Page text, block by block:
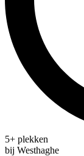
5+ plekken
bij Westhaghe